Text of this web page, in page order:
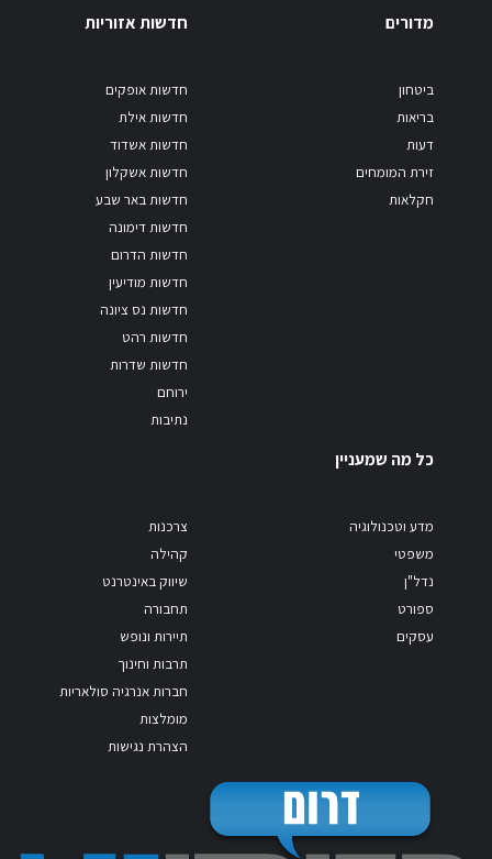
מדורים
ביטחון
בריאות
דעות
זירת המומחים
חקלאות
חדשות אזוריות
חדשות אופקים
חדשות אילת
חדשות אשדוד
חדשות אשקלון
חדשות באר שבע
חדשות דימונה
חדשות הדרום
חדשות מודיעין
חדשות נס ציונה
חדשות רהט
חדשות שדרות
ירוחם
נתיבות
כל מה שמעניין
מדע וטכנולוגיה
משפטי
נדל"ן
ספורט
עסקים
צרכנות
קהילה
שיווק באינטרנט
תחבורה
תיירות ונופש
תרבות וחינוך
חברות אנרגיה סולאריות
מומלצות
הצהרת נגישות